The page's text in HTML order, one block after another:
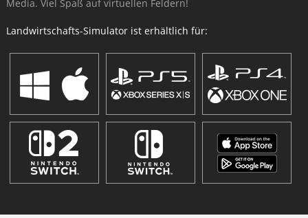
Media. Viel Spaß auf virtuellen Feldern!
Landwirtschafts-Simulator ist erhältlich für: